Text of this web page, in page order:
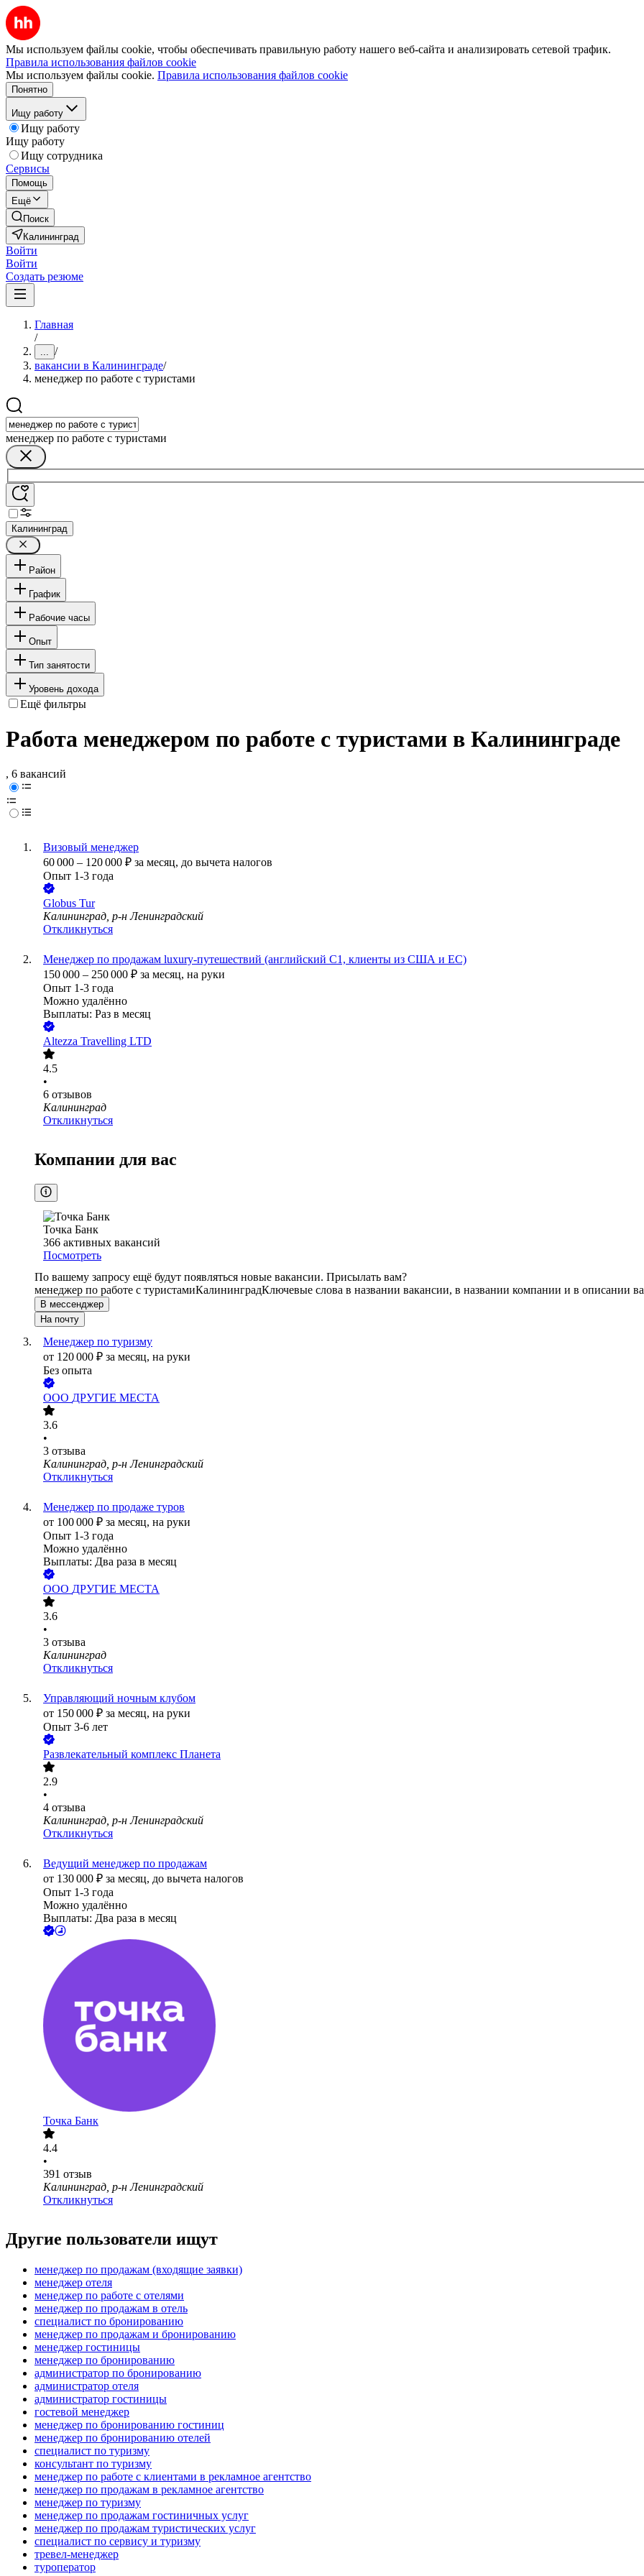
Мы используем файлы cookie, чтобы обеспечивать правильную работу нашего веб-сайта и анализировать сетевой трафик.
Правила использования файлов cookie
Мы используем файлы cookie. Правила использования файлов cookie
Понятно
Ищу работу
Ищу работу
Ищу работу
Ищу сотрудника
Сервисы
Помощь
Ещё
Поиск
Калининград
Войти
Войти
Создать резюме
Главная
/
... /
вакансии в Калининграде/
менеджер по работе с туристами
менеджер по работе с туристами
Калининград
Район
График
Рабочие часы
Опыт
Тип занятости
Уровень дохода
Ещё фильтры
Работа менеджером по работе с туристами в Калининграде
, 6 вакансий
Визовый менеджер
60 000 – 120 000 ₽ за месяц, до вычета налогов
Опыт 1-3 года
Globus Tur
Калининград, р-н Ленинградский
Откликнуться
Менеджер по продажам luxury-путешествий (английский C1, клиенты из США и ЕС)
150 000 – 250 000 ₽ за месяц, на руки
Опыт 1-3 года
Можно удалённо
Выплаты: Раз в месяц
Altezza Travelling LTD
4.5
•
6 отзывов
Калининград
Откликнуться
Компании для вас
Точка Банк
366 активных вакансий
Посмотреть
По вашему запросу ещё будут появляться новые вакансии. Присылать вам?
менеджер по работе с туристамиКалининградКлючевые слова в названии вакансии, в названии компании и в описании
В мессенджер
На почту
Менеджер по туризму
от 120 000 ₽ за месяц, на руки
Без опыта
ООО ДРУГИЕ МЕСТА
3.6
•
3 отзыва
Калининград, р-н Ленинградский
Откликнуться
Менеджер по продаже туров
от 100 000 ₽ за месяц, на руки
Опыт 1-3 года
Можно удалённо
Выплаты: Два раза в месяц
ООО ДРУГИЕ МЕСТА
3.6
•
3 отзыва
Калининград
Откликнуться
Управляющий ночным клубом
от 150 000 ₽ за месяц, на руки
Опыт 3-6 лет
Развлекательный комплекс Планета
2.9
•
4 отзыва
Калининград, р-н Ленинградский
Откликнуться
Ведущий менеджер по продажам
от 130 000 ₽ за месяц, до вычета налогов
Опыт 1-3 года
Можно удалённо
Выплаты: Два раза в месяц
Точка Банк
4.4
•
391 отзыв
Калининград, р-н Ленинградский
Откликнуться
Другие пользователи ищут
менеджер по продажам (входящие заявки)
менеджер отеля
менеджер по работе с отелями
менеджер по продажам в отель
специалист по бронированию
менеджер по продажам и бронированию
менеджер гостиницы
менеджер по бронированию
администратор по бронированию
администратор отеля
администратор гостиницы
гостевой менеджер
менеджер по бронированию гостиниц
менеджер по бронированию отелей
специалист по туризму
консультант по туризму
менеджер по работе с клиентами в рекламное агентство
менеджер по продажам в рекламное агентство
менеджер по туризму
менеджер по продажам гостиничных услуг
менеджер по продажам туристических услуг
специалист по сервису и туризму
тревел-менеджер
туроператор